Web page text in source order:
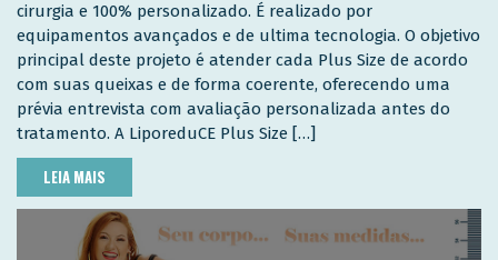
cirurgia e 100% personalizado. É realizado por
equipamentos avançados e de ultima tecnologia. O objetivo
principal deste projeto é atender cada Plus Size de acordo
com suas queixas e de forma coerente, oferecendo uma
prévia entrevista com avaliação personalizada antes do
tratamento. A LiporeduCE Plus Size […]
LEIA MAIS